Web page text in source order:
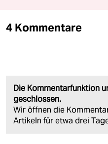
4 Kommentare
Die Kommentarfunktion
geschlossen.
Wir öffnen die
Artikeln für etwa drei